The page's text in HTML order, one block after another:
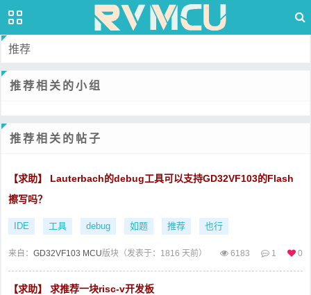
推荐
推荐相关的小组
推荐相关的帖子
【求助】 Lauterbach的debug工具可以支持GD32VF103的Flash
擦写吗？
IDE 工具 debug 如题 推荐 也行
来自： GD32VF103 MCU版块（发表于：1816 天前） 6183 1 0
【求助】 求推荐一块risc-v开发板